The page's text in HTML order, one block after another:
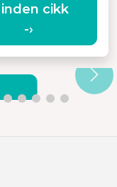
cikk
-›
A
EGY